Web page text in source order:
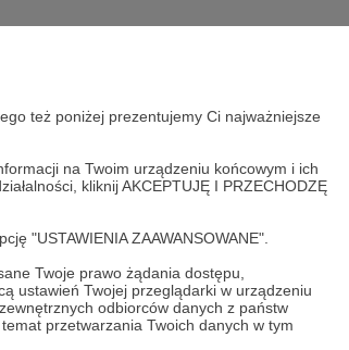
też poniżej prezentujemy Ci najważniejsze
na Twoim urządzeniu końcowym i ich
kliknij AKCEPTUJĘ I PRZECHODZĘ
"USTAWIENIA ZAAWANSOWANE".
Twoje prawo żądania dostępu,
ustawień Twojej przeglądarki w urządzeniu
odbiorców danych z państw
przetwarzania Twoich danych w tym
FAQ
Kontakt z zespołem Patronite